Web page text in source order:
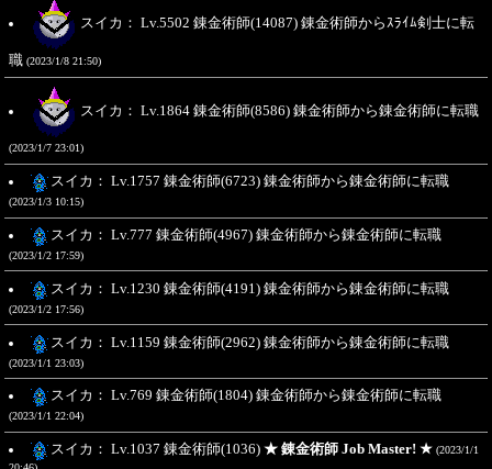
スイカ： Lv.5502 錬金術師(14087) 錬金術師からｽﾗｲﾑ剣士に転
職 (2023/1/8 21:50)
スイカ： Lv.1864 錬金術師(8586) 錬金術師から錬金術師に転職
(2023/1/7 23:01)
スイカ： Lv.1757 錬金術師(6723) 錬金術師から錬金術師に転職
(2023/1/3 10:15)
スイカ： Lv.777 錬金術師(4967) 錬金術師から錬金術師に転職
(2023/1/2 17:59)
スイカ： Lv.1230 錬金術師(4191) 錬金術師から錬金術師に転職
(2023/1/2 17:56)
スイカ： Lv.1159 錬金術師(2962) 錬金術師から錬金術師に転職
(2023/1/1 23:03)
スイカ： Lv.769 錬金術師(1804) 錬金術師から錬金術師に転職
(2023/1/1 22:04)
スイカ： Lv.1037 錬金術師(1036) ★ 錬金術師 Job Master! ★ (2023/1/1